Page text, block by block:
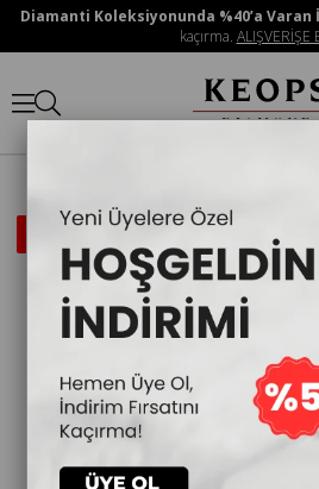
Diamanti Koleksiyonunda %40’a Varan
kaçırma. ALIŞVERİŞE
İNDIRIMLI